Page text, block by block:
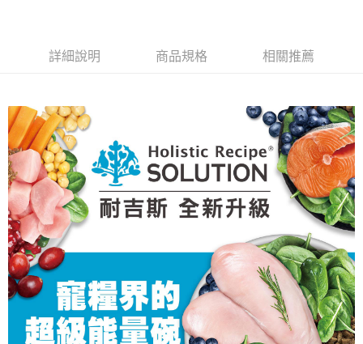
3.完整用戶服務條款，請詳閱以下連結：https://oppay.tw/userRule
客戶支援中心」 https://netprotections.freshdesk.com/support/home
易，需依本服務之必要範圍內提供個人資料，並將交易相關給付款項請求債
權轉讓予恩沛科技股份有限公司。
２．關於個人資料處理事宜，請瀏覽以下網址：
https://aftee.tw/terms/#terms3
３．未成年的使用者請事先徵得法定代理人或監護人之同意方可使用
「AFTEE先享後付」，若未經同意申辦者引起之損失，本公司不負相關責
任。
４．使用「AFTEE先享後付」時，將依據個別帳號之用戶狀況，依本公司即
時審查核予不同之上限額度；若仍有額度不足之情形，本公司將視審查結果
請求用戶進行身份認證。
５．嚴禁一人註冊多個帳號或使用他人資訊註冊。若發現惡意使用之情形，
恩沛科技股份有限公司將有權停止該用戶之使用額度並採取法律行動。
付款後7-11取貨
每筆NT$95，滿NT$1,000(含以上)免運費
離島宅配
每筆NT$180
貨到付款
每筆NT$95，滿NT$1,000(含以上)免運費
詳細說明 商品規格 相關推薦